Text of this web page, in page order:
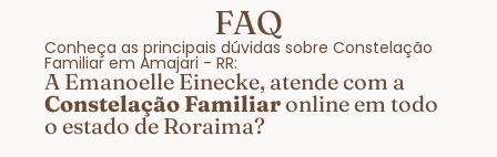
FAQ
Conheça as principais dúvidas sobre Constelação
Familiar em Amajari - RR:
A Emanoelle Einecke, atende com a
Constelação Familiaronline em todo
o estado de Roraima?